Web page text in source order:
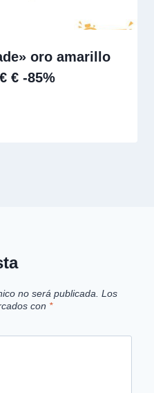
oro amarillo
€ -85%
no será publicada. Los
con *